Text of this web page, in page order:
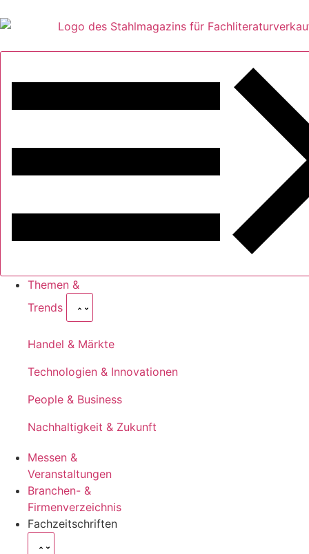
Themen &
Trends
Handel & Märkte
Technologien & Innovationen
People & Business
Nachhaltigkeit & Zukunft
Messen &
Veranstaltungen
Branchen- &
Firmenverzeichnis
Fachzeitschriften